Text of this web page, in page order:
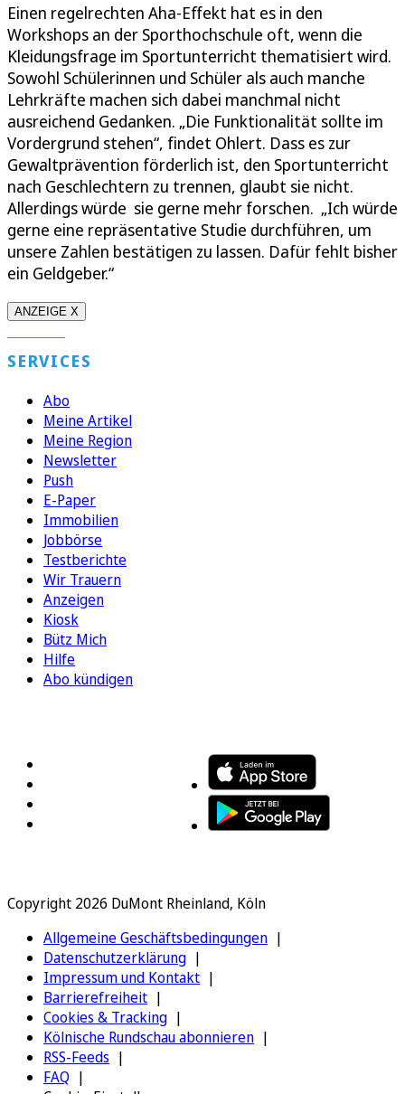
Einen regelrechten Aha-Effekt hat es in den
Workshops an der Sporthochschule oft, wenn die
Kleidungsfrage im Sportunterricht thematisiert wird.
Sowohl Schülerinnen und Schüler als auch manche
Lehrkräfte machen sich dabei manchmal nicht
ausreichend Gedanken. „Die Funktionalität sollte im
Vordergrund stehen“, findet Ohlert. Dass es zur
Gewaltprävention förderlich ist, den Sportunterricht
nach Geschlechtern zu trennen, glaubt sie nicht.
Allerdings würde sie gerne mehr forschen. „Ich würde
gerne eine repräsentative Studie durchführen, um
unsere Zahlen bestätigen zu lassen. Dafür fehlt bisher
ein Geldgeber.“
ANZEIGE X
SERVICES
Abo
Meine Artikel
Meine Region
Newsletter
Push
E-Paper
Immobilien
Jobbörse
Testberichte
Wir Trauern
Anzeigen
Kiosk
Bütz Mich
Hilfe
Abo kündigen
Copyright 2026 DuMont Rheinland, Köln
Allgemeine Geschäftsbedingungen
Datenschutzerklärung
Impressum und Kontakt
Barrierefreiheit
Cookies & Tracking
Kölnische Rundschau abonnieren
RSS-Feeds
FAQ